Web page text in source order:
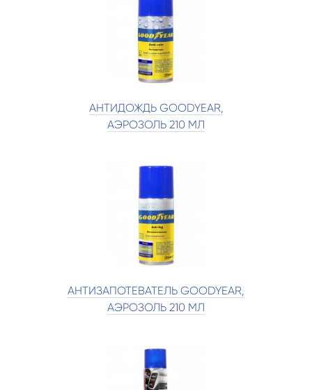
АНТИДОЖДЬ GOODYEAR,
АЭРОЗОЛЬ 210 МЛ
АНТИЗАПОТЕВАТЕЛЬ GOODYEAR,
АЭРОЗОЛЬ 210 МЛ